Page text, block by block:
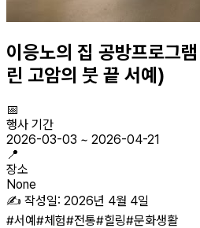
이응노의 집 공방프로그
린 고암의 붓 끝 서예)
📅
행사 기간
2026-03-03 ~ 2026-04-21
📍
장소
None
✍️ 작성일: 2026년 4월 4일
#서예#체험#전통#힐링#문화생활